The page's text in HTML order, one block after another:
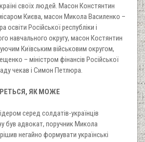
своїх людей. Масон Констянтин
Києва, масон Микола Василенко –
освіти Російської республіки і
навчального округу, масон Костянтин
Київським військовим округом,
– міністром фінансів Російської
чекав і Симон Петлюра.
ЯК МОЖЕ
серед солдатів-українців
був адвокат, поручник Микола
негайно формувати українські